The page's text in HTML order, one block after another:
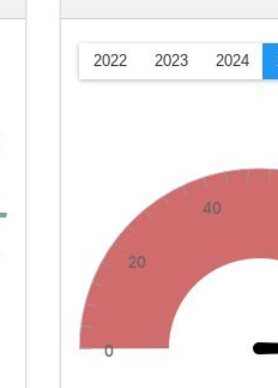
2022 2023 2024
0
20
40